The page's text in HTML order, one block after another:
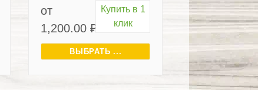
от
1,200.00₽
Купить в 1
клик
ВЫБРАТЬ ...